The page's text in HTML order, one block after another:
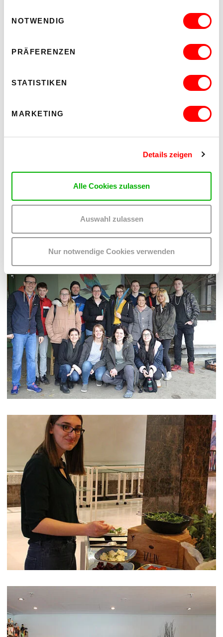
NOTWENDIG
PRÄFERENZEN
STATISTIKEN
MARKETING
Details zeigen
Alle Cookies zulassen
Auswahl zulassen
Nur notwendige Cookies verwenden